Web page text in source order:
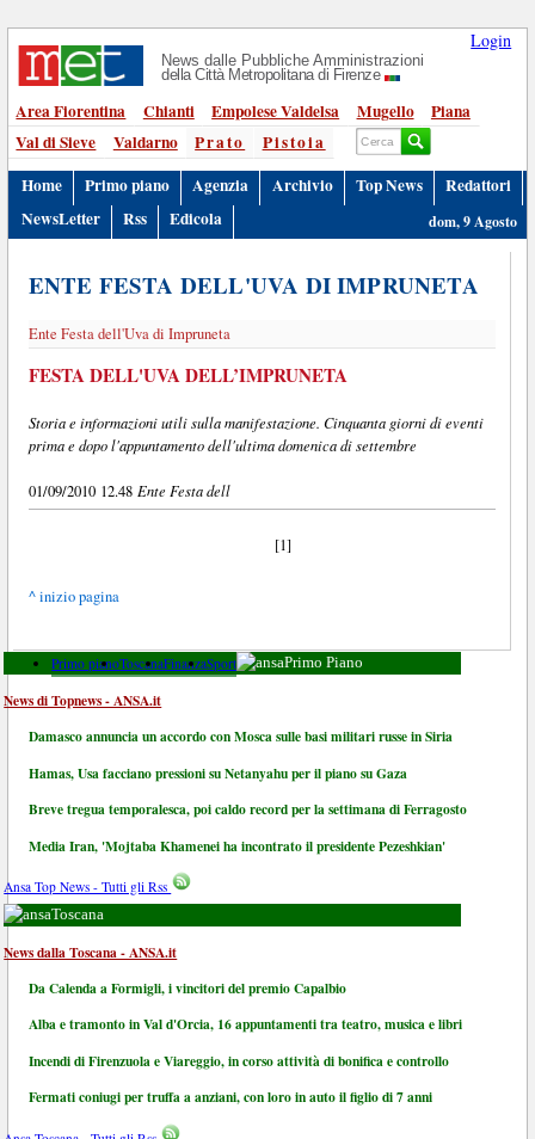
Login
News dalle Pubbliche Amministrazioni
della Città Metropolitana di Firenze
Area Fiorentina Chianti Empolese Valdelsa Mugello
Piana
Val di Sieve
Valdarno Prato
Pistoia
Home
Primo piano Agenzia Archivio Top News
Redattori
NewsLetter
Rss Edicola dom, 9 Agosto
ENTE FESTA DELL'UVA DI IMPRUNETA
Ente Festa dell'Uva di Impruneta
FESTA DELL'UVA DELL’IMPRUNETA
Storia e informazioni utili sulla manifestazione. Cinquanta giorni di eventi
prima e dopo l'appuntamento dell'ultima domenica di settembre
01/09/2010 12.48 Ente Festa dell
[1]
^ inizio pagina
Primo pianoToscanaFinanzaSport Primo Piano
News di Topnews - ANSA.it
Damasco annuncia un accordo con Mosca sulle basi militari russe in Siria
Hamas, Usa facciano pressioni su Netanyahu per il piano su Gaza
Breve tregua temporalesca, poi caldo record per la settimana di Ferragosto
Media Iran, 'Mojtaba Khamenei ha incontrato il presidente Pezeshkian'
Ansa Top News - Tutti gli Rss
Toscana
News dalla Toscana - ANSA.it
Da Calenda a Formigli, i vincitori del premio Capalbio
Alba e tramonto in Val d'Orcia, 16 appuntamenti tra teatro, musica e libri
Incendi di Firenzuola e Viareggio, in corso attività di bonifica e controllo
Fermati coniugi per truffa a anziani, con loro in auto il figlio di 7 anni